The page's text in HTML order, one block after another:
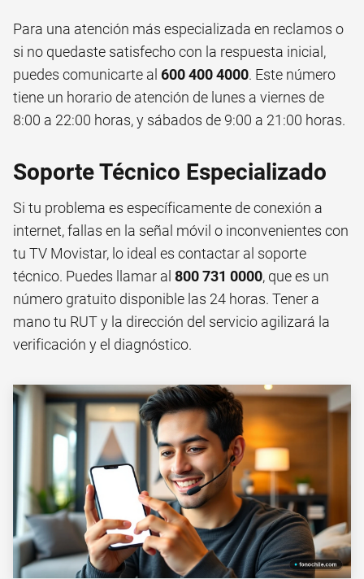
Para una atención más especializada en reclamos o
si no quedaste satisfecho con la respuesta inicial,
puedes comunicarte al 600 400 4000. Este número
tiene un horario de atención de lunes a viernes de
8:00 a 22:00 horas, y sábados de 9:00 a 21:00 horas.
Soporte Técnico Especializado
Si tu problema es específicamente de conexión a
internet, fallas en la señal móvil o inconvenientes con
tu TV Movistar, lo ideal es contactar al soporte
técnico. Puedes llamar al 800 731 0000, que es un
número gratuito disponible las 24 horas. Tener a
mano tu RUT y la dirección del servicio agilizará la
verificación y el diagnóstico.